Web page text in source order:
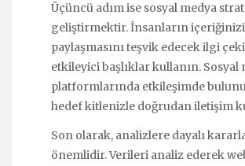
Üçüncü adım ise sosyal medya
geliştirmektir. İnsanların içeriğinizi
paylaşmasını teşvik edecek ilgi
etkileyici başlıklar kullanın. Sosyal
platformlarında etkileşimde
hedef kitlenizle doğrudan iletişim
Son olarak, analizlere dayalı
önemlidir. Verileri analiz ederek